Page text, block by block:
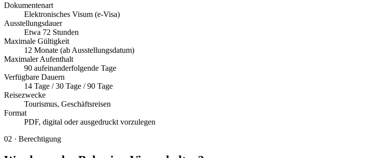
Dokumentenart
Elektronisches Visum (e-Visa)
Ausstellungsdauer
Etwa 72 Stunden
Maximale Gültigkeit
12 Monate (ab Ausstellungsdatum)
Maximaler Aufenthalt
90 aufeinanderfolgende Tage
Verfügbare Dauern
14 Tage / 30 Tage / 90 Tage
Reisezwecke
Tourismus, Geschäftsreisen
Format
PDF, digital oder ausgedruckt vorzulegen
02 · Berechtigung